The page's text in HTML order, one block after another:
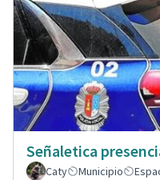
Señaletica
Caty
Municipio